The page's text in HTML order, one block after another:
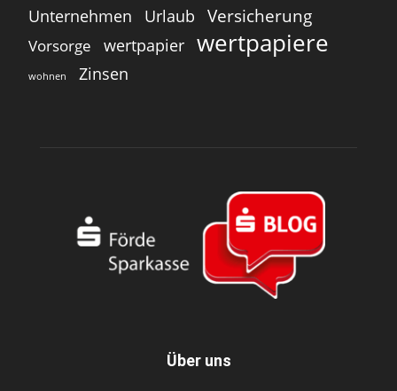
Unternehmen Urlaub Versicherung
Vorsorge wertpapier wertpapiere
wohnen Zinsen
Über uns